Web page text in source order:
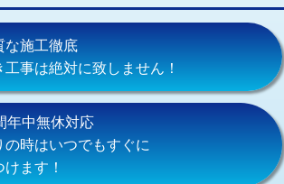
（壁付・デッキ
13,200円+材料費
栓（壁付・デッキ
)
16,500円+材料費
・排水トラップ
プ））
他部品）
な施工徹底
工事は絶対に致しません！
年中無休対応
の時はいつでもすぐに
ます！